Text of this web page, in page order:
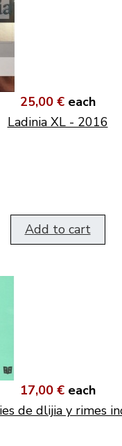
25,00 € each
Ladinia XL - 2016
Add to cart
17,00 € each
de dlijia y rimes